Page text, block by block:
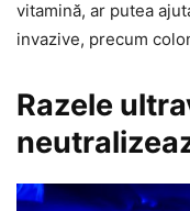
vitamină, ar putea
invazive, precum
Razele